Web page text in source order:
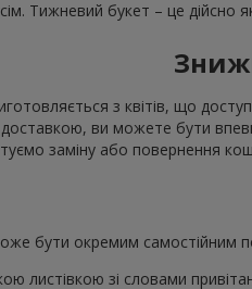
Тижневий букет – це дійсно
з квітів, що
ви можете бути
заміну або повернення
бути окремим самостійним
листівкою зі словами